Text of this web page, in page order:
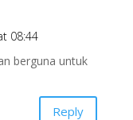
08:44
berguna untuk
Reply